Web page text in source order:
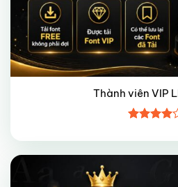
Thành viên VIP
xếp hạng
45 sao
Giảm giá!